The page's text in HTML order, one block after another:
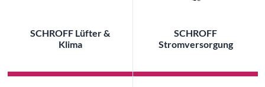
SCHROFF Lüfter &
Klima
SCHROFF
Stromversorgung